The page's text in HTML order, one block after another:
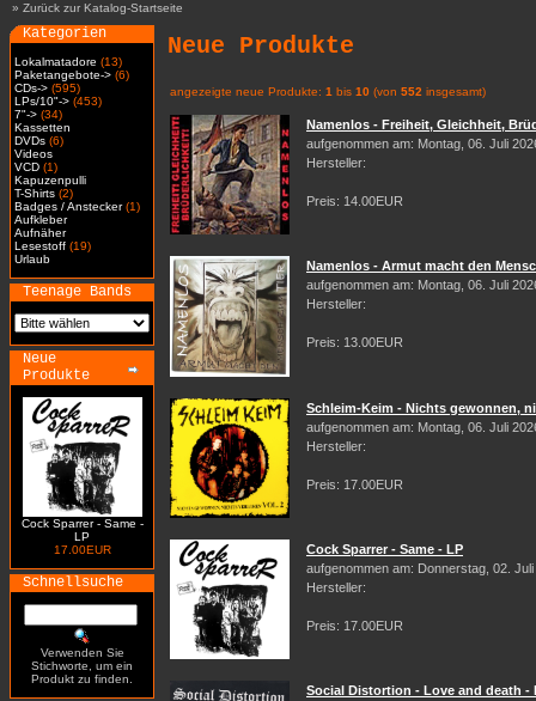
» Zurück zur Katalog-Startseite
Kategorien
Lokalmatadore (13)
Paketangebote-> (6)
CDs-> (595)
LPs/10"-> (453)
7"-> (34)
Kassetten
DVDs (6)
Videos
VCD (1)
Kapuzenpulli
T-Shirts (2)
Badges / Anstecker(1)
Aufkleber
Aufnäher
Lesestoff (19)
Urlaub
Teenage Bands
Neue
Produkte
Cock Sparrer - Same -
LP
17.00EUR
Schnellsuche
Verwenden Sie
Stichworte, um ein
Produkt zu finden.
Neue Produkte
angezeigte neue Produkte: 1 bis 10 (von 552 insgesamt)
Namenlos - Freiheit, Gleichheit,
aufgenommen am: Montag, 06. Juli
Hersteller:
Preis: 14.00EUR
Namenlos - Armut macht den
aufgenommen am: Montag, 06. Juli
Hersteller:
Preis: 13.00EUR
Schleim-Keim - Nichts gewonnen,
aufgenommen am: Montag, 06. Juli
Hersteller:
Preis: 17.00EUR
Cock Sparrer - Same - LP
aufgenommen am: Donnerstag, 02. Juli
Hersteller:
Preis: 17.00EUR
Social Distortion - Love and death -